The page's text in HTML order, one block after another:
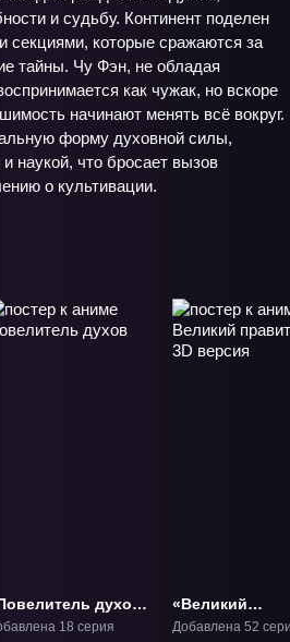
и судьбу. Континент поделен
которые сражаются за
тайны. Чу Фэн, не обладая
как чужак, но вскоре
начинают менять всё вокруг.
форму духовной силы,
наукой, что бросает вызов
о культивации.
духов»
1
18 серия
«Великий
правитель: 3D
Добавлена 52